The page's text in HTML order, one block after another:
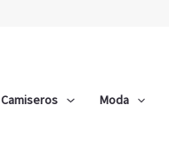
Camiseros Moda